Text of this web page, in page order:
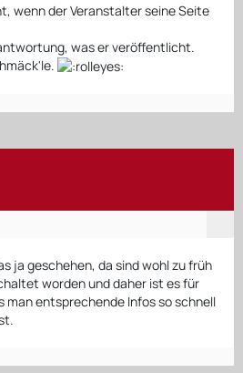
wenn der Veranstalter seine Seite
was er veröffentlicht.
ja geschehen, da sind wohl zu früh
worden und daher ist es für
man entsprechende Infos so schnell